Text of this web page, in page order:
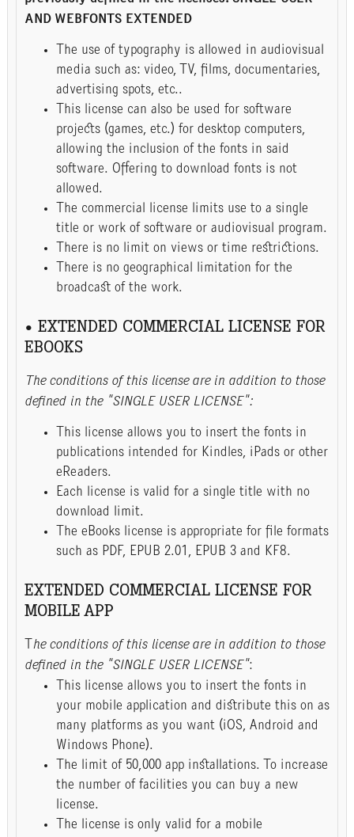
AND WEBFONTS EXTENDED
The use of typography is allowed in audiovisual
media such as: video, TV, films, documentaries,
advertising spots, etc..
This license can also be used for software
projects (games, etc.) for desktop computers,
allowing the inclusion of the fonts in said
software. Offering to download fonts is not
allowed.
The commercial license limits use to a single
title or work of software or audiovisual program.
There is no limit on views or time restrictions.
There is no geographical limitation for the
broadcast of the work.
• EXTENDED COMMERCIAL LICENSE FOR
EBOOKS
The conditions of this license are in addition to those
defined in the "SINGLE USER LICENSE":
This license allows you to insert the fonts in
publications intended for Kindles, iPads or other
eReaders.
Each license is valid for a single title with no
download limit.
The eBooks license is appropriate for file formats
such as PDF, EPUB 2.01, EPUB 3 and KF8.
EXTENDED COMMERCIAL LICENSE FOR
MOBILE APP
he conditions of this license are in addition to those
defined in the "SINGLE USER LICENSE":
This license allows you to insert the fonts in
your mobile application and distribute this on as
many platforms as you want (iOS, Android and
Windows Phone).
The limit of 50,000 app installations. To increase
the number of facilities you can buy a new
license.
The license is only valid for a mobile